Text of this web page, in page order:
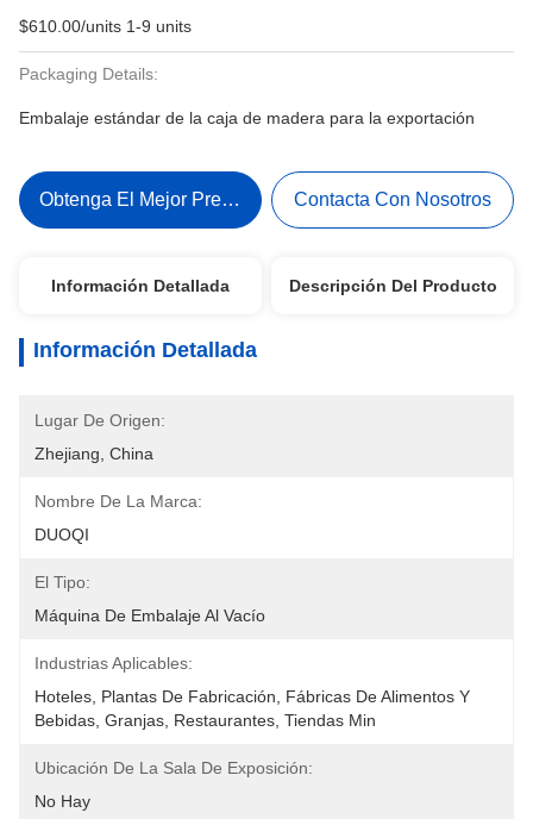
$610.00/units 1-9 units
Packaging Details:
Embalaje estándar de la caja de madera para la exportación
Obtenga El Mejor Precio Contacta Con Nosotros
Información Detallada Descripción Del Producto
Información Detallada
Lugar De Origen:
Zhejiang, China
Nombre De La Marca:
DUOQI
El Tipo:
Máquina De Embalaje Al Vacío
Industrias Aplicables:
Hoteles, Plantas De Fabricación, Fábricas De Alimentos Y
Bebidas, Granjas, Restaurantes, Tiendas Min
Ubicación De La Sala De Exposición:
No Hay